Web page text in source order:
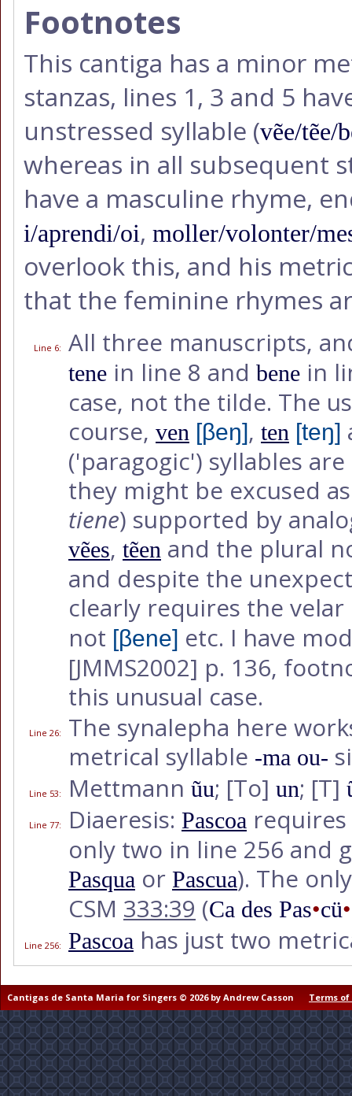
Footnotes
This cantiga has a minor
stanzas, lines 1, 3 and 5
unstressed syllable (vẽe/tẽe/
whereas in all subsequent
have a masculine rhyme,
i/aprendi/oi, moller/volonter/
overlook this, and his
that the feminine rhymes
Line 6: All three manuscripts,
tene in line 8 and bene in
case, not the tilde. The
course, ven [βeŋ], ten [teŋ]
('paragogic') syllables
they might be excused
tiene) supported by
vẽes, tẽen and the plural
and despite the
clearly requires the velar
not [βene] etc. I have
[JMMS2002] p. 136,
this unusual case.
Line 26:
The synalepha here
metrical syllable -ma ou-
Line 53: Mettmann ũu; [To] un; [T]
Line 77: Diaeresis: Pascoa
only two in line 256 and
Pasqua or Pascua). The
CSM 333:39 (Ca des Pas•cü•
Line 256: Pascoa has just two
Cantigas de Santa Maria for Singers © 2026 by Andrew Casson Terms of